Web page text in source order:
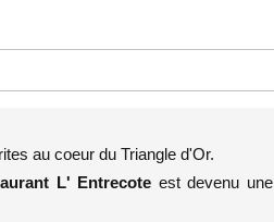
au coeur du Triangle d'Or.
L' Entrecote est devenu une